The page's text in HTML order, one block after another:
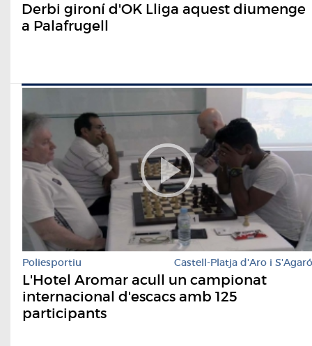
Derbi gironí d'OK Lliga aquest diumenge
a Palafrugell
Poliesportiu Castell-Platja d'Aro i S'Agaró
L'Hotel Aromar acull un campionat
internacional d'escacs amb 125
participants